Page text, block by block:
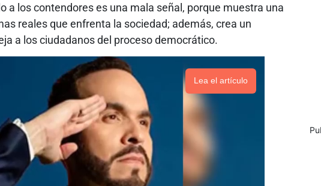
a los contendores es una mala señal, porque muestra una
reales que enfrenta la sociedad; además, crea un
a los ciudadanos del proceso democrático.
Lea el artículo